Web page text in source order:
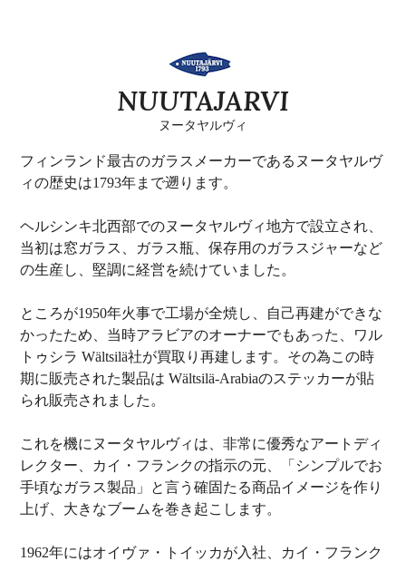
NUUTAJARVI
ヌータヤルヴィ
フィンランド最古のガラスメーカーであるヌータヤルヴ
ィの歴史は1793年まで遡ります。
ヘルシンキ北西部でのヌータヤルヴィ地方で設立され、
当初は窓ガラス、ガラス瓶、保存用のガラスジャーなど
の生産し、堅調に経営を続けていました。
ところが1950年火事で工場が全焼し、自己再建ができな
かったため、当時アラビアのオーナーでもあった、ワル
トゥシラ Wältsilä社が買取り再建します。その為この時
期に販売された製品は Wältsilä-Arabiaのステッカーが貼
られ販売されました。
これを機にヌータヤルヴィは、非常に優秀なアートディ
レクター、カイ・フランクの指示の元、「シンプルでお
手頃なガラス製品」と言う確固たる商品イメージを作り
上げ、大きなブームを巻き起こします。
1962年にはオイヴァ・トイッカが入社、カイ・フランク